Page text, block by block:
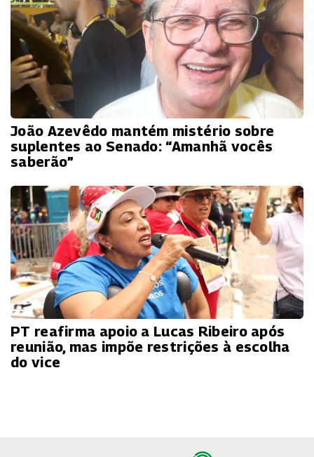
João Azevêdo mantém mistério sobre
suplentes ao Senado: “Amanhã vocês
saberão”
PT reafirma apoio a Lucas Ribeiro após
reunião, mas impõe restrições à escolha
do vice